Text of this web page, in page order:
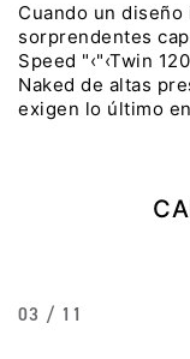
NEWTRIDENT
Precio desde
Cuando un
sorprendentes
Speed "‹"‹Twin
Naked de altas
exigen lo último
03 / 11